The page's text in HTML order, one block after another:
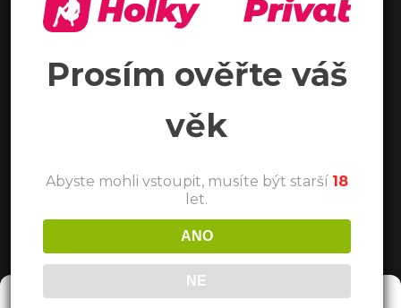
Spravovat Souhlas
Prosím ověřte váš
věk
Abyste mohli vstoupit, musíte být starší 18
let.
ANO
NE